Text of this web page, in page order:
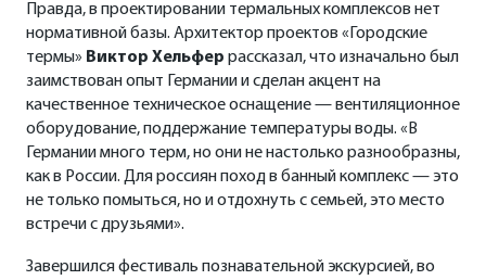
Правда, в проектировании термальных комплексов нет
нормативной базы. Архитектор проектов «Городские
термы» Виктор Хельфер рассказал, что изначально был
заимствован опыт Германии и сделан акцент на
качественное техническое оснащение — вентиляционное
оборудование, поддержание температуры воды. «В
Германии много терм, но они не настолько разнообразны,
как в России. Для россиян поход в банный комплекс — это
не только помыться, но и отдохнуть с семьей, это место
встречи с друзьями».
Завершился фестиваль познавательной экскурсией, во